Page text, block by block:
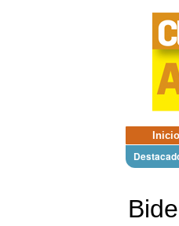
Inicio